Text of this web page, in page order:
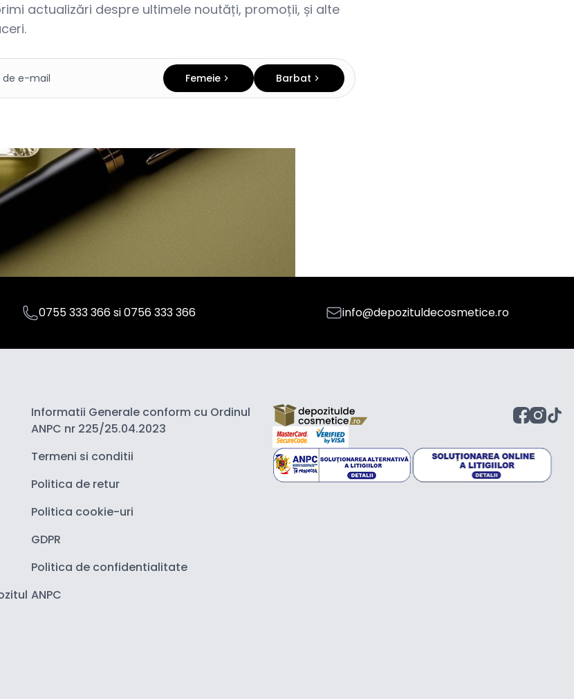
actualizări despre ultimele noutăți, promoții, și alte
Femeie Barbat
0755 333 366si0756 333 366 info@depozituldecosmetice.ro
Informatii Generale conform cu Ordinul
ANPC nr 225/25.04.2023
Termeni si conditii
Politica de retur
Politica cookie-uri
GDPR
Politica de confidentialitate
ANPC